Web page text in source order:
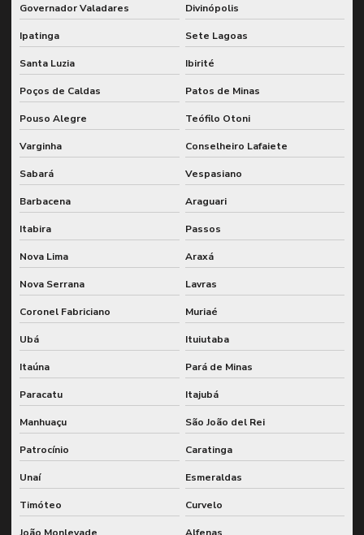
Monitoramento de indicadores de desempenho de manutenção
Monitoramento online de vibração
Monitoramento remoto de vibração
Monitoramento de vibração para plantas industriais
Monitoramento de vibração em tempo real
Monitoramento de vibrações
Pcm integrado ao sap
Planejamento e controle de manutenção com sap
Planejamento estratégico de manutenção
Planejamento e execução de wcm
Planejamento de grandes paradas
Planejamento de lubrificação para manutenção preditiva
Planejamento de manutenção preventiva no sap
Planejamento de manutenção utilizando sap
Planejamento de manutenção wcm
Planejamento de paradas para corrente crítica
Plano de manutenção de confiabilidade
Governador Valadares Divinópolis
Ipatinga Sete Lagoas
Santa Luzia Ibirité
Poços de Caldas Patos de Minas
Pouso Alegre Teófilo Otoni
Varginha Conselheiro Lafaiete
Sabará Vespasiano
Barbacena Araguari
Itabira Passos
Nova Lima Araxá
Nova Serrana Lavras
Coronel Fabriciano Muriaé
Ubá Ituiutaba
Itaúna Pará de Minas
Paracatu Itajubá
Manhuaçu São João del Rei
Patrocínio Caratinga
Unaí Esmeraldas
Timóteo Curvelo
João Monlevade Alfenas